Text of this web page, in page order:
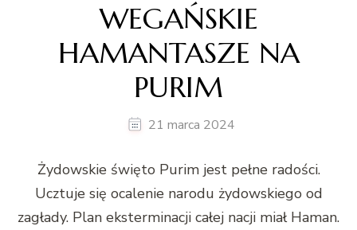
WEGAŃSKIE
HAMANTASZE NA
PURIM
21 marca 2024
Żydowskie święto Purim jest pełne radości.
Ucztuje się ocalenie narodu żydowskiego od
zagłady. Plan eksterminacji całej nacji miał Haman.